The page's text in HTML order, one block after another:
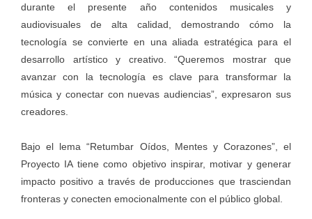
durante el presente año contenidos musicales y
audiovisuales de alta calidad, demostrando cómo la
tecnología se convierte en una aliada estratégica para el
desarrollo artístico y creativo. “Queremos mostrar que
avanzar con la tecnología es clave para transformar la
música y conectar con nuevas audiencias”, expresaron sus
creadores.
Bajo el lema “Retumbar Oídos, Mentes y Corazones”, el
Proyecto IA tiene como objetivo inspirar, motivar y generar
impacto positivo a través de producciones que trasciendan
fronteras y conecten emocionalmente con el público global.